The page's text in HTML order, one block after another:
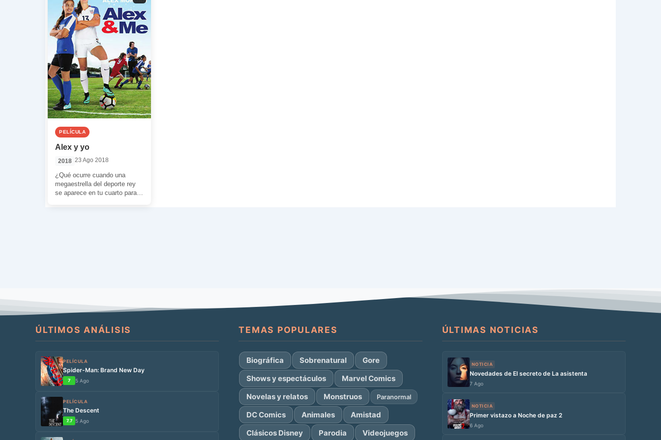
PELÍCULA
Alex y yo
2018 23 Ago 2018
¿Qué ocurre cuando una
megaestrella del deporte rey
se aparece en tu cuarto para
ÚLTIMOS ANÁLISIS
PELÍCULA
Spider-Man: Brand New Day
7 5 Ago
PELÍCULA
The Descent
7.7 5 Ago
TEMAS POPULARES
Biográfica Sobrenatural
Gore
Shows y espectáculos
Marvel Comics
Novelas y relatos
Monstruos Paranormal
DC Comics Animales
Amistad
Clásicos Disney
Parodia Videojuegos
ÚLTIMAS NOTICIAS
NOTICIA
Novedades de El secreto de La asistenta
7 Ago
NOTICIA
Primer vistazo a Noche de paz 2
6 Ago